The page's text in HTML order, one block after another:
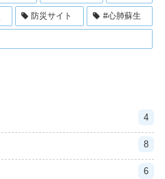
防災サイト #心肺蘇生
4
8
6